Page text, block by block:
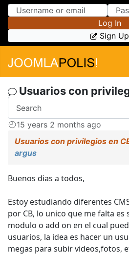
Skip to Content
Skip to Menu
Log In
Sign Up
Usuarios con
15 years 2 months ago
Usuarios con privilegios en
argus
Buenos dias a todos,
Estoy estudiando diferentes
por CB, lo unico que me falta es
modulo o add on en el cual
usuarios, la idea es hacer un
megas para subir videos,fotos,